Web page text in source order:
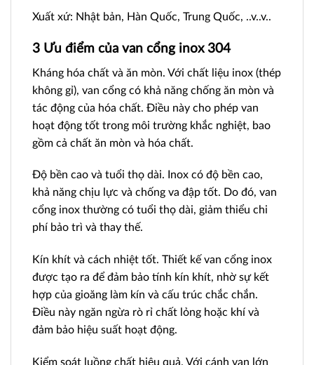
Xuất xứ: Nhật bản, Hàn Quốc, Trung Quốc, ..v..v..
3 Ưu điểm của van cổng inox 304
Kháng hóa chất và ăn mòn. Với chất liệu inox (thép
không gỉ), van cổng có khả năng chống ăn mòn và
tác động của hóa chất. Điều này cho phép van
hoạt động tốt trong môi trường khắc nghiệt, bao
gồm cả chất ăn mòn và hóa chất.
Độ bền cao và tuổi thọ dài. Inox có độ bền cao,
khả năng chịu lực và chống va đập tốt. Do đó, van
cổng inox thường có tuổi thọ dài, giảm thiểu chi
phí bảo trì và thay thế.
Kín khít và cách nhiệt tốt. Thiết kế van cổng inox
được tạo ra để đảm bảo tính kín khít, nhờ sự kết
hợp của gioăng làm kín và cấu trúc chắc chắn.
Điều này ngăn ngừa rò rỉ chất lỏng hoặc khí và
đảm bảo hiệu suất hoạt động.
Kiểm soát luồng chất hiệu quả. Với cánh van lớn